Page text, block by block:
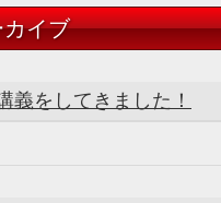
イブ
義をしてきました！